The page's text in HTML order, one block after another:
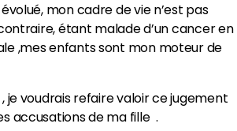
mon cadre de vie n’est pas
étant malade d’un cancer en
,mes enfants sont mon moteur de
je voudrais refaire valoir ce jugement
accusations de ma fille .